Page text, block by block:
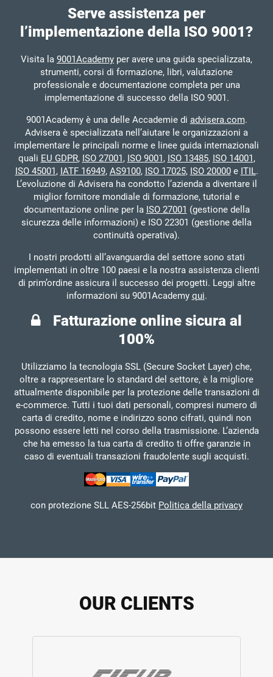
Serve assistenza per
l’implementazione della ISO 9001?
Visita la 9001Academy per avere una guida specializzata,
strumenti, corsi di formazione, libri, valutazione
professionale e documentazione completa per una
implementazione di successo della ISO 9001.
9001Academy è una delle Accademie di advisera.com.
Advisera è specializzata nell’aiutare le organizzazioni a
implementare le principali norme e linee guida internazionali
quali EU GDPR, ISO 27001, ISO 9001, ISO 13485, ISO 14001,
ISO 45001, IATF 16949, AS9100, ISO 17025, ISO 20000e ITIL.
L’evoluzione di Advisera ha condotto l’azienda a diventare il
miglior fornitore mondiale di formazione, tutorial e
documentazione online per la ISO 27001 (gestione della
sicurezza delle informazioni) e ISO 22301 (gestione della
continuità operativa).
I nostri prodotti all’avanguardia del settore sono stati
implementati in oltre 100 paesi e la nostra assistenza clienti
di prim’ordine assicura il successo dei progetti. Leggi altre
informazioni su 9001Academy qui.
Fatturazione online sicura al
100%
Utilizziamo la tecnologia SSL (Secure Socket Layer) che,
oltre a rappresentare lo standard del settore, è la migliore
attualmente disponibile per la protezione delle transazioni di
e-commerce. Tutti i tuoi dati personali, compresi numero di
carta di credito, nome e indirizzo sono cifrati, quindi non
possono essere letti nel corso della trasmissione. L’azienda
che ha emesso la tua carta di credito ti offre garanzie in
caso di eventuali transazioni fraudolente sugli acquisti.
con protezione SLL AES-256bit Politica della privacy
OUR CLIENTS